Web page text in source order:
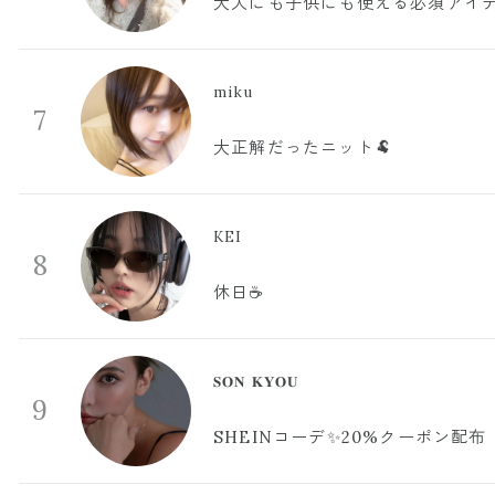
7
miku
大正解だったニット🐏
8
KEI
休日☕️
9
𝐒𝐎𝐍 𝐊𝐘𝐎𝐔
SHEINコーデ✨20%クーポン配布